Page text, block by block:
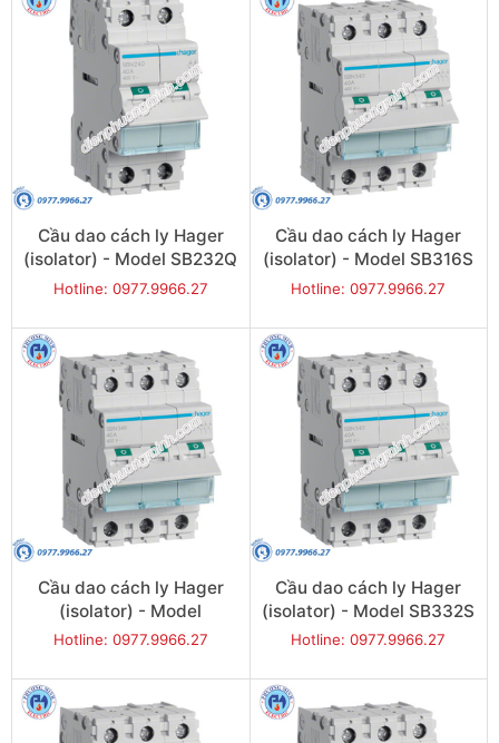
Cầu dao cách ly Hager
(isolator) - Model SB232Q
Hotline: 0977.9966.27
Cầu dao cách ly Hager
(isolator) - Model SB316S
Hotline: 0977.9966.27
Cầu dao cách ly Hager
(isolator) - Model
SB332Q
Hotline: 0977.9966.27
Cầu dao cách ly Hager
(isolator) - Model SB332S
Hotline: 0977.9966.27